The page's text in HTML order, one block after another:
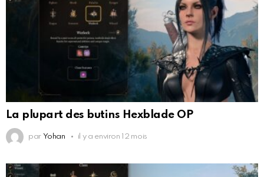
La plupart des butins Hexblade OP
par Yohan il y a environ 12 mois